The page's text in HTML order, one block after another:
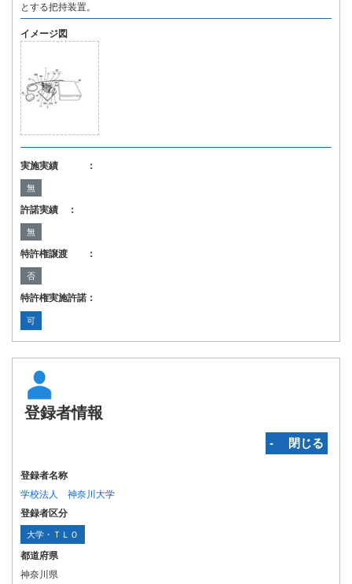
とする把持装置。
イメージ図
実施実績 ：
無
許諾実績 ：
無
特許権譲渡 ：
否
特許権実施許諾：
可
登録者情報
‐ 閉じる
登録者名称
学校法人 神奈川大学
登録者区分
大学・ＴＬＯ
都道府県
神奈川県